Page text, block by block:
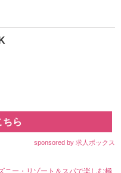
ちら
sponsored by 求人ボックス